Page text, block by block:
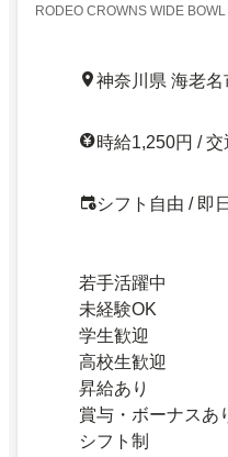
RODEO CROWNS WIDE BOWL
神奈川県 海老名
時給1,250円 /
シフト自由 / 即
若手活躍中
未経験OK
学生歓迎
高校生歓迎
昇給あり
賞与・ボーナスあ
シフト制